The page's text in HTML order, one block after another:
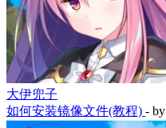
大伊兜子
如何安装镜像文件(教程) - by